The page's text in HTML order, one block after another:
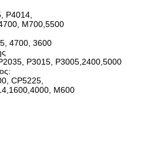
P4014,
M700,5500
4700, 3600
P3015, P3005,2400,5000
CP5225,
M600